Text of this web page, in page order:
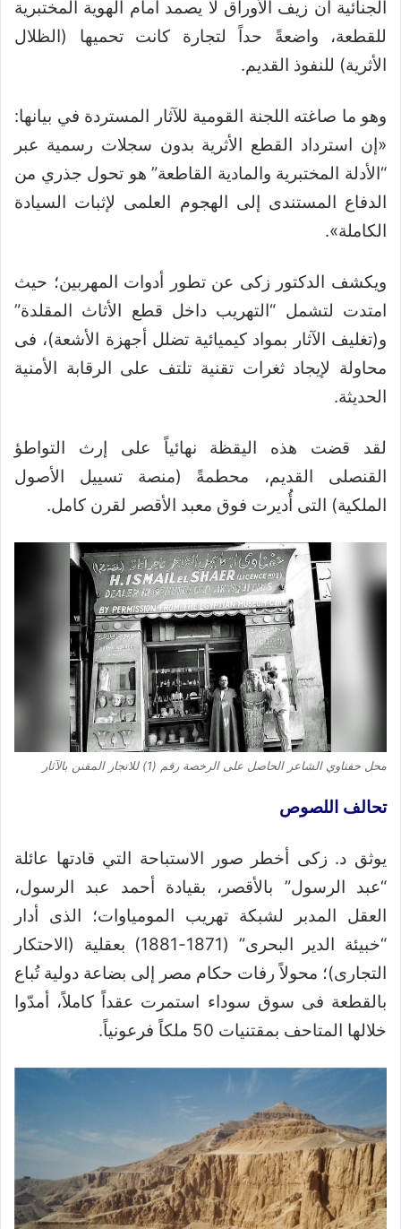
الجنائية أن زيف الأوراق لا يصمد أمام الهوية المختبرية
للقطعة، واضعةً حداً لتجارة كانت تحميها (الظلال
الأثرية) للنفوذ القديم.
وهو ما صاغته اللجنة القومية للآثار المستردة في بيانها:
«إن استرداد القطع الأثرية بدون سجلات رسمية عبر
“الأدلة المختبرية والمادية القاطعة” هو تحول جذري من
الدفاع المستندى إلى الهجوم العلمى لإثبات السيادة
الكاملة».
ويكشف الدكتور زكى عن تطور أدوات المهربين؛ حيث
امتدت لتشمل “التهريب داخل قطع الأثاث المقلدة”
و(تغليف الآثار بمواد كيميائية تضلل أجهزة الأشعة)، فى
محاولة لإيجاد ثغرات تقنية تلتف على الرقابة الأمنية
الحديثة.
لقد قضت هذه اليقظة نهائياً على إرث التواطؤ
القنصلى القديم، محطمةً (منصة تسييل الأصول
الملكية) التى أُديرت فوق معبد الأقصر لقرن كامل.
محل حفناوي الشاعر الحاصل على الرخصة رقم (1) للاتجار المقنن بالآثار
تحالف اللصوص
يوثق د. زكى أخطر صور الاستباحة التي قادتها عائلة
“عبد الرسول” بالأقصر، بقيادة أحمد عبد الرسول،
العقل المدبر لشبكة تهريب المومياوات؛ الذى أدار
“خبيئة الدير البحرى” (1871-1881) بعقلية (الاحتكار
التجارى)؛ محولاً رفات حكام مصر إلى بضاعة دولية تُباع
بالقطعة فى سوق سوداء استمرت عقداً كاملاً، أمدّوا
خلالها المتاحف بمقتنيات 50 ملكاً فرعونياً.